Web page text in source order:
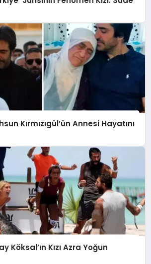
Kırmızıgül’ün Annesi Hayatını
Köksal’ın Kızı Azra Yoğun